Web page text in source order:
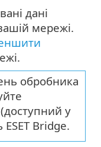
дані
мережі.
обробника
(доступний у
ESET Bridge.